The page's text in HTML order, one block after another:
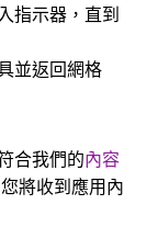
指示器，直到
並返回網格
合我們的內容
將收到應用內